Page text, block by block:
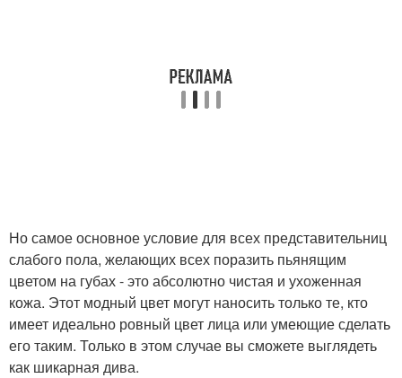
Но самое основное условие для всех представительниц
слабого пола, желающих всех поразить пьянящим
цветом на губах - это абсолютно чистая и ухоженная
кожа. Этот модный цвет могут наносить только те, кто
имеет идеально ровный цвет лица или умеющие сделать
его таким. Только в этом случае вы сможете выглядеть
как шикарная дива.